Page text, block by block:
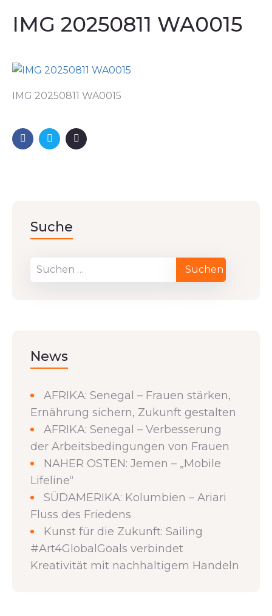
IMG 20250811 WA0015
IMG 20250811 WA0015
Suche
News
AFRIKA: Senegal – Frauen stärken,
Ernährung sichern, Zukunft gestalten
AFRIKA: Senegal – Verbesserung
der Arbeitsbedingungen von Frauen
NAHER OSTEN: Jemen – „Mobile
Lifeline“
SÜDAMERIKA: Kolumbien – Ariari
Fluss des Friedens
Kunst für die Zukunft: Sailing
#Art4GlobalGoals verbindet
Kreativität mit nachhaltigem Handeln